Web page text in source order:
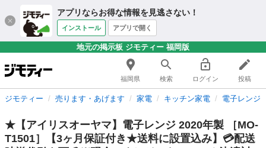
アプリならお得な情報を見逃さない！
インストール アプリで開く
地元の掲示板 ジモティー 福岡版
福岡県 検索 ログイン 投稿
ジモティー 売ります・あげます 家電 キッチン家電 電子レンジ
★【アイリスオーヤマ】電子レンジ 2020年製 ［MO-
T1501］【3ヶ月保証付き★送料に設置込み】💳配送